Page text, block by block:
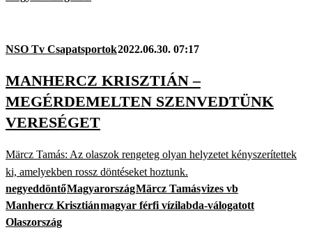
NSO Tv Csapatsportok2022.06.30. 07:17
MANHERCZ KRISZTIÁN –
MEGÉRDEMELTEN SZENVEDTÜNK
VERESÉGET
Märcz Tamás: Az olaszok rengeteg olyan helyzetet kényszerítettek
ki, amelyekben rossz döntéseket hoztunk.
negyeddöntőMagyarországMärcz Tamásvizes vb
Manhercz Krisztiánmagyar férfi vízilabda-válogatott
Olaszország